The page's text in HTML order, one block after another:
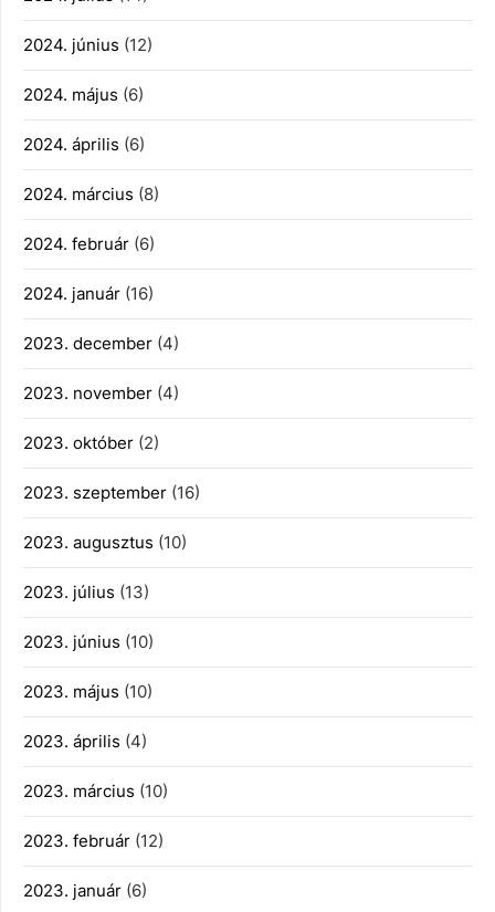
2024. június (12)
2024. május (6)
2024. április (6)
2024. március (8)
2024. február (6)
2024. január (16)
2023. december (4)
2023. november (4)
2023. október (2)
2023. szeptember (16)
2023. augusztus (10)
2023. július (13)
2023. június (10)
2023. május (10)
2023. április (4)
2023. március (10)
2023. február (12)
2023. január (6)